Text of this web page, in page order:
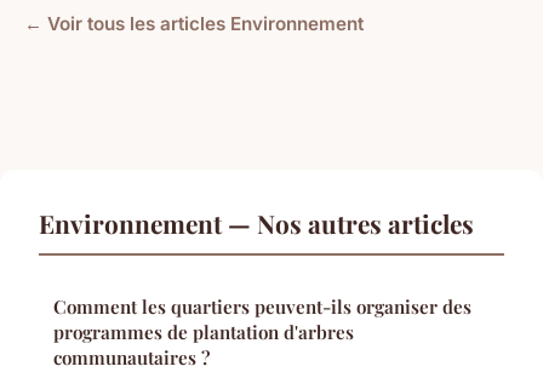
← Voir tous les articles Environnement
Environnement — Nos autres articles
Comment les quartiers peuvent-ils organiser des
programmes de plantation d'arbres
communautaires ?